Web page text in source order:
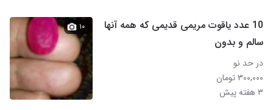
10 عدد یاقوت مریمی قدیمی که همه آنها
سالم و بدون
در حد نو
۳۰۰,۰۰۰ تومان
۳ هفته پیش
۱۰